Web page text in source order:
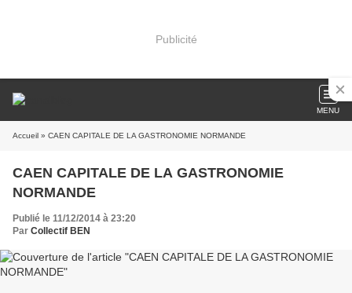
Publicité
MENU
Accueil » CAEN CAPITALE DE LA GASTRONOMIE NORMANDE
CAEN CAPITALE DE LA GASTRONOMIE
NORMANDE
Publié le 11/12/2014 à 23:20
Par Collectif BEN